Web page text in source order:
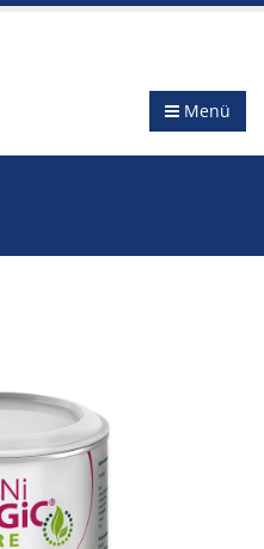
Menü